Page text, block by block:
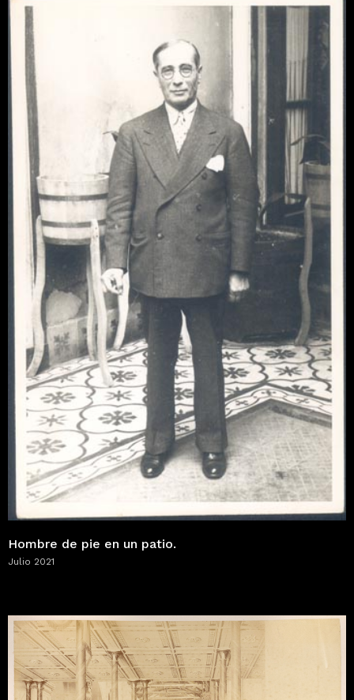
Hombre de pie en un patio.
Julio 2021